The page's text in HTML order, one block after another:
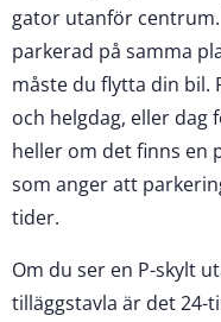
gator utanför
parkerad på samma
måste du flytta din bil.
och helgdag, eller dag
heller om det finns en
som anger att
tider.
Om du ser en P-skylt
tilläggstavla är det 24-